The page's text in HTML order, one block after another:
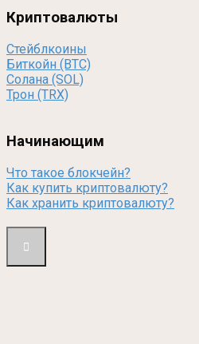
Криптовалюты
Стейблкоины
Биткойн (BTC)
Солана (SOL)
Трон (TRX)
Начинающим
Что такое блокчейн?
Как купить криптовалюту?
Как хранить криптовалюту?